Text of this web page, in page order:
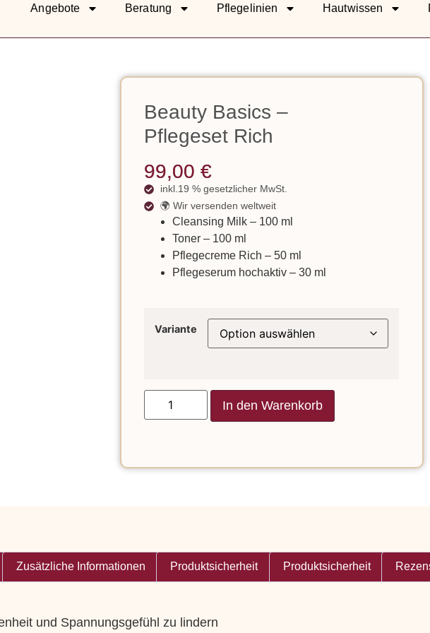
Angebote Beratung Pflegelinien Hautwissen
Beauty Basics –
Pflegeset Rich
99,00€
inkl.19 % gesetzlicher MwSt.
🌍 Wir versenden weltweit
Cleansing Milk – 100 ml
Toner – 100 ml
Pflegecreme Rich – 50 ml
Pflegeserum hochaktiv – 30 ml
Variante
In den Warenkorb
Zusätzliche Informationen Produktsicherheit Produktsicherheit
und Spannungsgefühl zu lindern